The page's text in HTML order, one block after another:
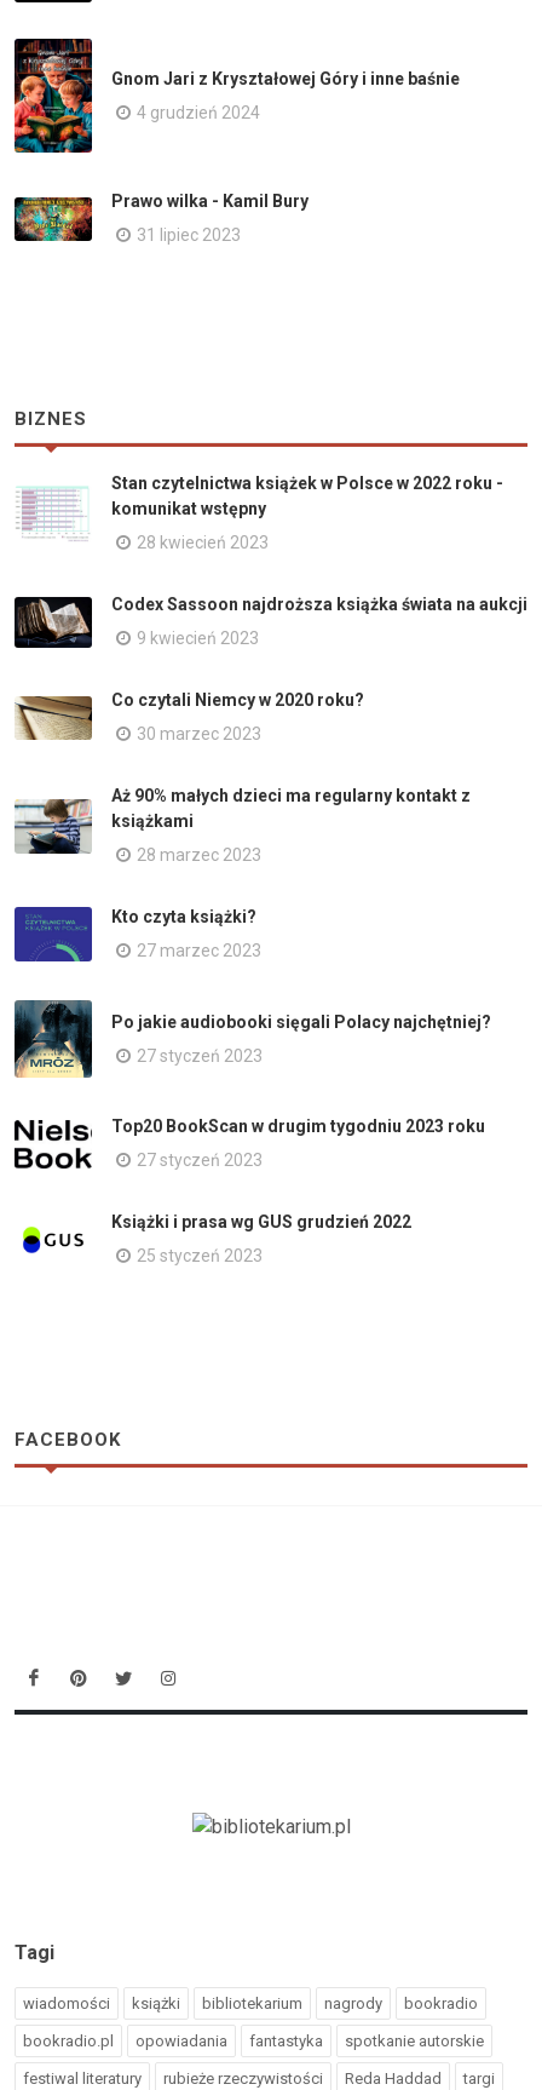
Gnom Jari z Kryształowej Góry i inne baśnie
4 grudzień 2024
Prawo wilka - Kamil Bury
31 lipiec 2023
BIZNES
Stan czytelnictwa książek w Polsce w 2022 roku -
komunikat wstępny
28 kwiecień 2023
Codex Sassoon najdroższa książka świata na aukcji
9 kwiecień 2023
Co czytali Niemcy w 2020 roku?
30 marzec 2023
Aż 90% małych dzieci ma regularny kontakt z
książkami
28 marzec 2023
Kto czyta książki?
27 marzec 2023
Po jakie audiobooki sięgali Polacy najchętniej?
27 styczeń 2023
Top20 BookScan w drugim tygodniu 2023 roku
27 styczeń 2023
Książki i prasa wg GUS grudzień 2022
25 styczeń 2023
FACEBOOK
Tagi
wiadomości książki bibliotekarium nagrody bookradio
bookradio.pl opowiadania fantastyka spotkanie autorskie
festiwal literatury rubieże rzeczywistości Reda Haddad targi